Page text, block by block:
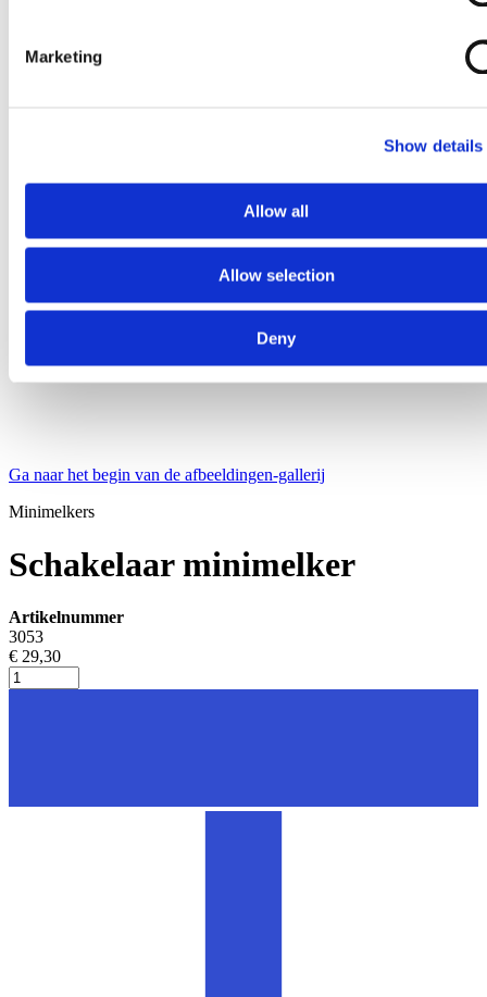
Marketing
Show details
Allow all
Allow selection
Deny
Ga naar het begin van de afbeeldingen-gallerij
Minimelkers
Schakelaar minimelker
Artikelnummer
3053
€ 29,30